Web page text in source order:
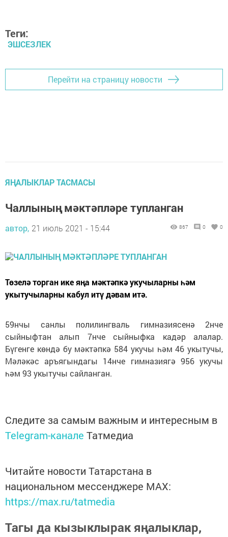
Теги:
ЭШСЕЗЛЕК
Перейти на страницу новости
ЯҢАЛЫКЛАР ТАСМАСЫ
Чаллының мәктәпләре тупланган
автор, 21 июль 2021 - 15:44 867 0 0
Төзелә торган ике яңа мәктәпкә укучыларны һәм
укытучыларны кабул итү дәвам итә.
59нчы санлы полилингваль гимназиясенә 2нче
сыйныфтан алып 7нче сыйныфка кадәр алалар.
Бүгенге көндә бу мәктәпкә 584 укучы һәм 46 укытучы,
Мәләкәс аръягындагы 14нче гимназиягә 956 укучы
һәм 93 укытучы сайланган.
Следите за самым важным и интересным в
Telegram-канале Татмедиа
Читайте новости Татарстана в
национальном мессенджере MАХ:
https://max.ru/tatmedia
Тагы да кызыклырак яңалыклар,